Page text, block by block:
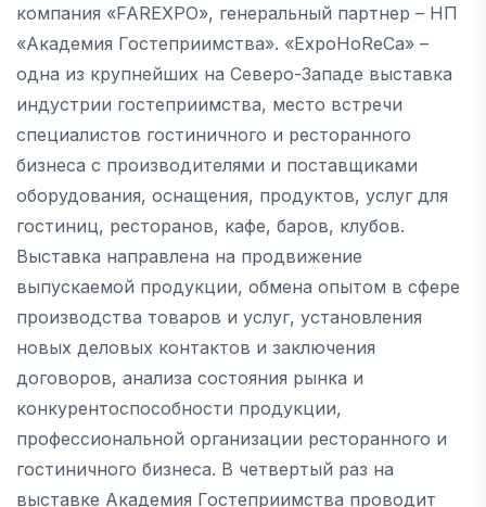
компания «FAREXPO», генеральный партнер – НП
«Академия Гостеприимства». «ExpoHoReCa» –
одна из крупнейших на Северо-Западе выставка
индустрии гостеприимства, место встречи
специалистов гостиничного и ресторанного
бизнеса с производителями и поставщиками
оборудования, оснащения, продуктов, услуг для
гостиниц, ресторанов, кафе, баров, клубов.
Выставка направлена на продвижение
выпускаемой продукции, обмена опытом в сфере
производства товаров и услуг, установления
новых деловых контактов и заключения
договоров, анализа состояния рынка и
конкурентоспособности продукции,
профессиональной организации ресторанного и
гостиничного бизнеса. В четвертый раз на
выставке Академия Гостеприимства проводит